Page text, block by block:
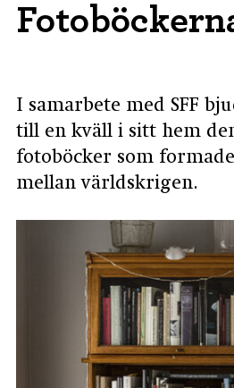
I samarbete med SFF
till en kväll i sitt hem
fotoböcker som
mellan världskrigen.